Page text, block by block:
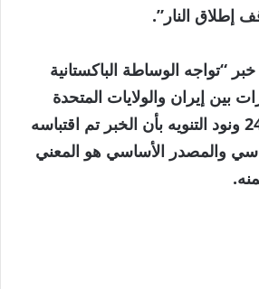
إطلاق النار”.
“تواجه الوساطة الباكستانية
بين إيران والولايات المتحدة
” من اشراق العالم 24 ونود التنويه بأن الخبر تم اقتباسه
والمصدر الأساسي هو المعني